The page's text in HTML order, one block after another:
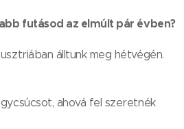
futásod az elmúlt pár évben?
álltunk meg hétvégén.
ahová fel szeretnék